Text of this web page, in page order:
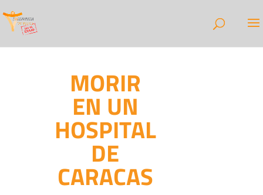
MORIR
EN UN
HOSPITAL
DE
CARACAS